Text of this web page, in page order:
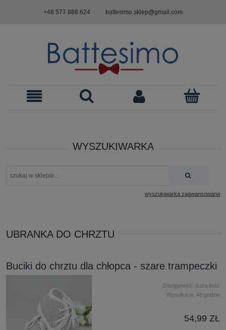
+48 577 888 624 battesimo.sklep@gmail.com
WYSZUKIWARKA
wyszukiwarka zaawansowana
UBRANKA DO CHRZTU
Buciki do chrztu dla chłopca - szare trampeczki
Dostępność: duża ilość
Wysyłka w: 48 godzin
54,99 ZŁ